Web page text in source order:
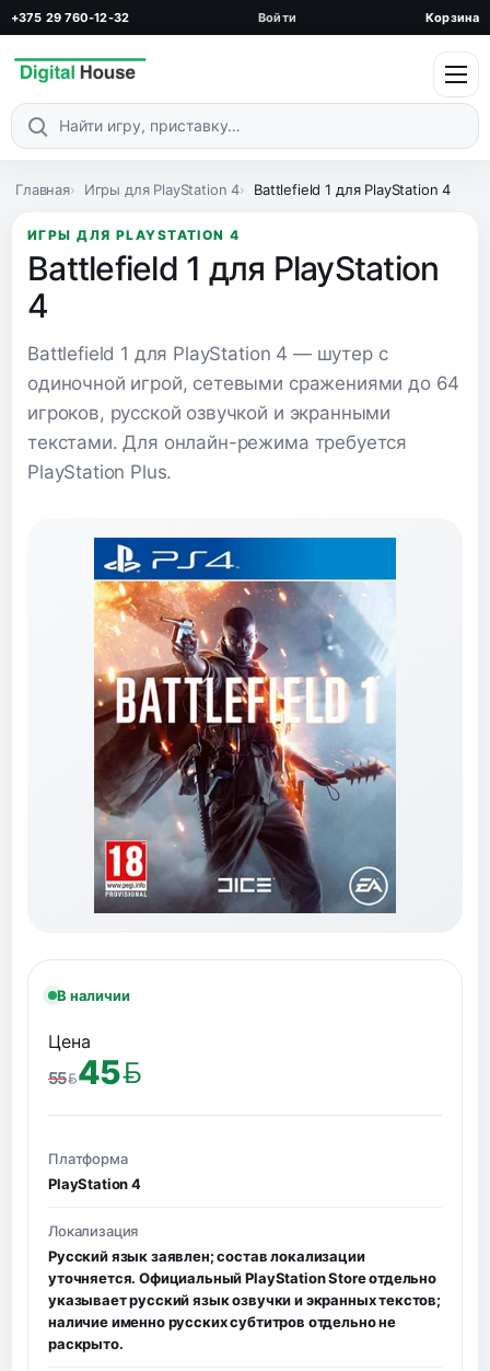
+375 29 760-12-32 Войти Корзина
Поиск по каталогу
Главная Игры для PlayStation 4 Battlefield 1 для PlayStation 4
ИГРЫ ДЛЯ PLAYSTATION 4
Battlefield 1 для PlayStation
4
Battlefield 1 для PlayStation 4 — шутер с
одиночной игрой, сетевыми сражениями до 64
игроков, русской озвучкой и экранными
текстами. Для онлайн-режима требуется
PlayStation Plus.
В наличии
Цена
55
BYN45
BYN
Платформа
PlayStation 4
Локализация
Русский язык заявлен; состав локализации
уточняется. Официальный PlayStation Store отдельно
указывает русский язык озвучки и экранных текстов;
наличие именно русских субтитров отдельно не
раскрыто.